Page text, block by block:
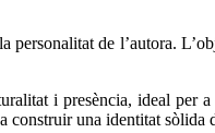
personalitat de l’autora.
i presència, ideal per
construir una identitat sòlida